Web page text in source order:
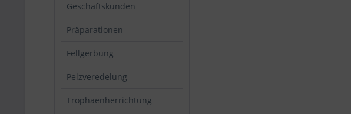
Geschäftskunden
Präparationen
Fellgerbung
Pelzveredelung
Trophäenherrichtung